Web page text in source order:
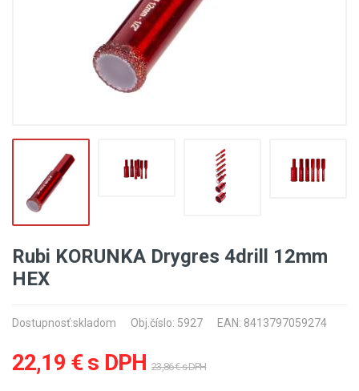
Rubi KORUNKA Drygres 4drill 12mm
HEX
Dostupnosť:skladom Obj.číslo: 5927 EAN: 8413797059274
22,19 € s DPH 23,86 € s DPH